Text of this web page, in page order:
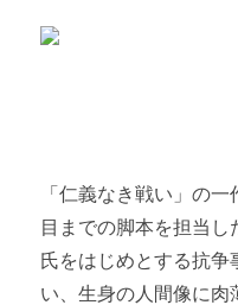
「仁義なき戦い」の
目までの脚本を担当
氏をはじめとする抗
い、生身の人間像に肉